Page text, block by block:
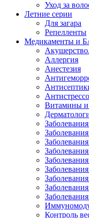
Уход за
Летние серии
Для загара
Репелленты
Медикаменты и
Аллергия
Анестезия
Витамины и
Контроль